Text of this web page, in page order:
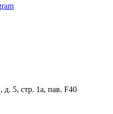
5, стр. 1а, пав. F40